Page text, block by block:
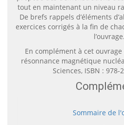
tout en maintenant un niveau
De brefs rappels d’éléments
exercices corrigés à la fin de
l’ouvrage.
En complément à cet
résonnance magnétique
Sciences, ISBN : 978-
Sommaire de